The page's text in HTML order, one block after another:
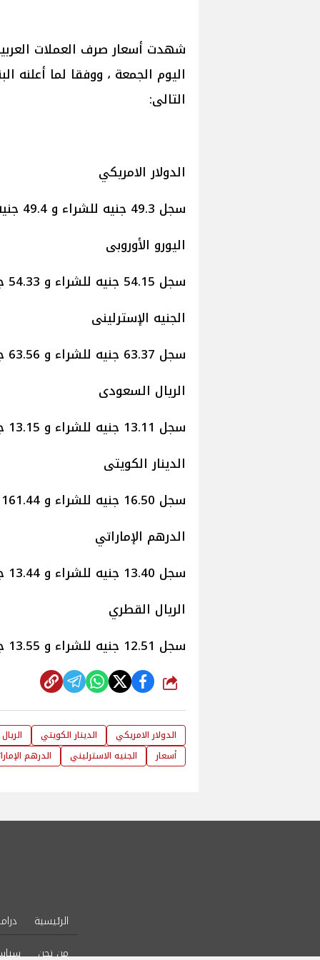
شهدت أسعار صرف العملات
اليوم الجمعة ، ووفقا لما أعلنه
التالى:
الدولار الامريكي
سجل 49.3 جنيه للشراء و 49.4 جنيه للبيع.
اليورو الأوروبى
سجل 54.15 جنيه للشراء و 54.33 جنيه للبيع.
الجنيه الإسترلينى
سجل 63.37 جنيه للشراء و 63.56 جنيه للبيع.
الريال السعودى
سجل 13.11 جنيه للشراء و 13.15 جنيه للبيع.
الدينار الكويتى
سجل 16.50 جنيه للشراء و 161.44 جنيه للبيع.
الدرهم الإماراتي
سجل 13.40 جنيه للشراء و 13.44 جنيه للبيع.
الريال القطري
سجل 12.51 جنيه للشراء و 13.55 جنيه للبيع.
شارك
الدولار الامريكي الدينار الكويتي
أسعار
الجنيه الاسترليني الدرهم
الرئيسية
من نحن